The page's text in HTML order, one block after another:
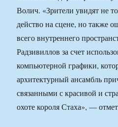
Волич. «Зрители увидят не
действо на сцене, но также
всего внутреннего
Радзивиллов за счет
компьютерной графики,
архитектурный ансамбль
связанными с красивой и
охоте короля Стаха», —